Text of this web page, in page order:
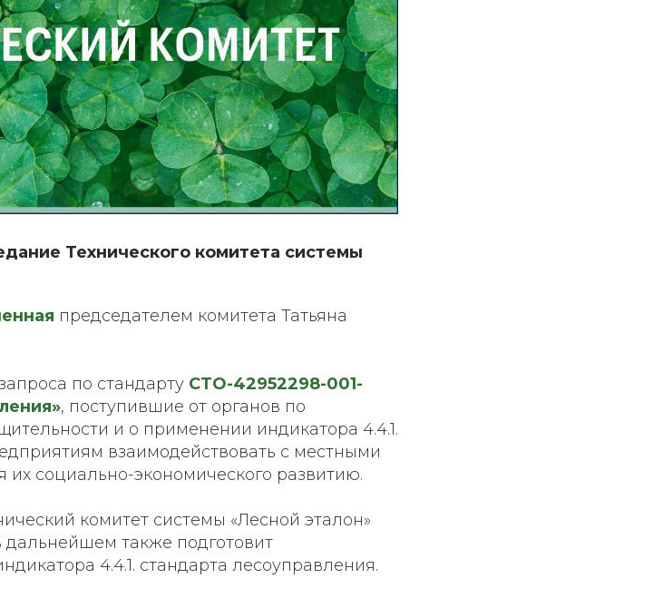
Технического комитета системы
председателем комитета Татьяна
по стандарту СТО-42952298-001-
, поступившие от органов по
и о применении индикатора 4.4.1.
взаимодействовать с местными
социально-экономического развитию.
комитет системы «Лесной эталон»
дальнейшем также подготовит
4.4.1. стандарта лесоуправления.